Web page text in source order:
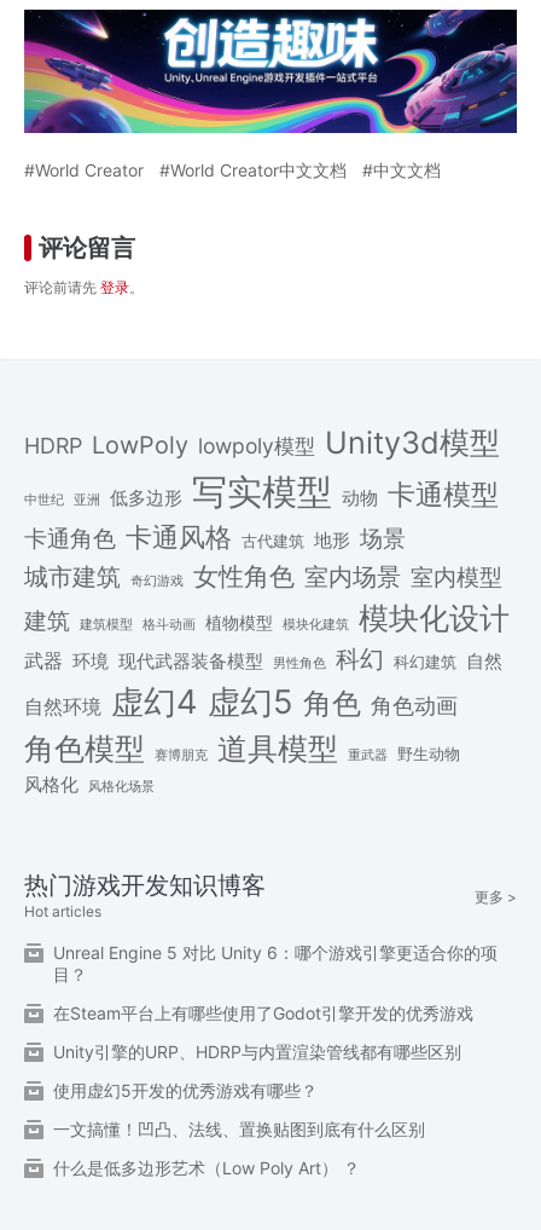
World Creator World Creator中文文档 中文文档
评论留言
评论前请先 登录。
HDRP LowPoly lowpoly模型 Unity3d模型
中世纪 亚洲 低多边形 写实模型 动物 卡通模型
卡通角色 卡通风格 古代建筑 地形 场景
城市建筑
奇幻游戏 女性角色 室内场景 室内模型
建筑 建筑模型 格斗动画 植物模型 模块化建筑 模块化设计
武器 环境 现代武器装备模型 男性角色 科幻 科幻建筑 自然
自然环境 虚幻4 虚幻5 角色 角色动画
角色模型 赛博朋克 道具模型 重武器 野生动物
风格化 风格化场景
热门游戏开发知识博客
Hot articles
更多 >
Unreal Engine 5 对比 Unity 6：哪个游戏引擎更适合你的项
目？
在Steam平台上有哪些使用了Godot引擎开发的优秀游戏
Unity引擎的URP、HDRP与内置渲染管线都有哪些区别
使用虚幻5开发的优秀游戏有哪些？
一文搞懂！凹凸、法线、置换贴图到底有什么区别
什么是低多边形艺术（Low Poly Art） ？